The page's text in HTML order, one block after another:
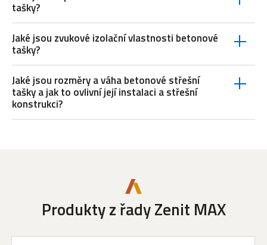
tašky?
Jaké jsou zvukové izolační vlastnosti betonové
tašky?
Jaké jsou rozměry a váha betonové střešní
tašky a jak to ovlivní její instalaci a střešní
konstrukci?
Produkty z řady Zenit MAX